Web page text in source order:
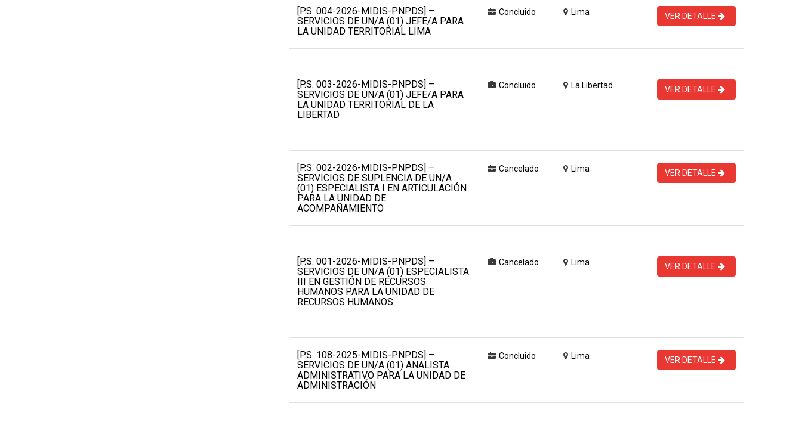
[P.S. 004-2026-MIDIS-PNPDS] –
SERVICIOS DE UN/A (01) JEFE/A PARA
LA UNIDAD TERRITORIAL LIMA
Concluido Lima VER DETALLE
[P.S. 003-2026-MIDIS-PNPDS] –
SERVICIOS DE UN/A (01) JEFE/A PARA
LA UNIDAD TERRITORIAL DE LA
LIBERTAD
Concluido La Libertad VER DETALLE
[P.S. 002-2026-MIDIS-PNPDS] –
SERVICIOS DE SUPLENCIA DE UN/A
(01) ESPECIALISTA I EN ARTICULACIÓN
PARA LA UNIDAD DE
ACOMPAÑAMIENTO
Cancelado Lima VER DETALLE
[P.S. 001-2026-MIDIS-PNPDS] –
SERVICIOS DE UN/A (01) ESPECIALISTA
III EN GESTIÓN DE RECURSOS
HUMANOS PARA LA UNIDAD DE
RECURSOS HUMANOS
Cancelado Lima VER DETALLE
[P.S. 108-2025-MIDIS-PNPDS] –
SERVICIOS DE UN/A (01) ANALISTA
ADMINISTRATIVO PARA LA UNIDAD DE
ADMINISTRACIÓN
Concluido Lima VER DETALLE